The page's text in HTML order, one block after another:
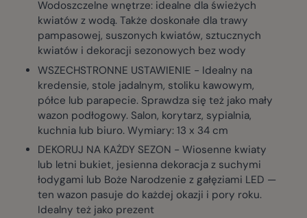
Wodoszczelne wnętrze: idealne dla świeżych
kwiatów z wodą. Także doskonałe dla trawy
pampasowej, suszonych kwiatów, sztucznych
kwiatów i dekoracji sezonowych bez wody
WSZECHSTRONNE USTAWIENIE - Idealny na
kredensie, stole jadalnym, stoliku kawowym,
półce lub parapecie. Sprawdza się też jako mały
wazon podłogowy. Salon, korytarz, sypialnia,
kuchnia lub biuro. Wymiary: 13 x 34 cm
DEKORUJ NA KAŻDY SEZON - Wiosenne kwiaty
lub letni bukiet, jesienna dekoracja z suchymi
łodygami lub Boże Narodzenie z gałęziami LED —
ten wazon pasuje do każdej okazji i pory roku.
Idealny też jako prezent